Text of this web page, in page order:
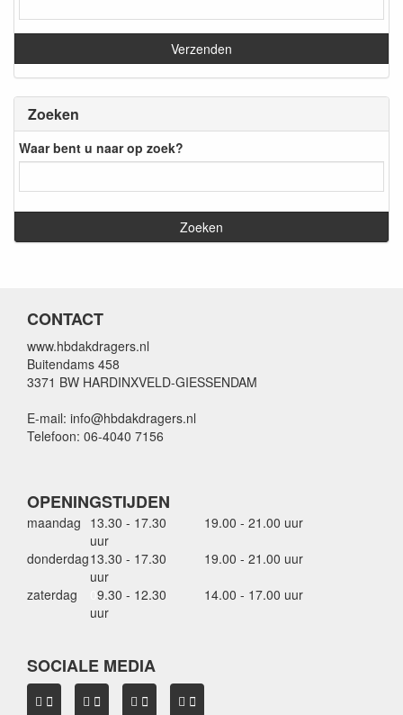
Zoeken
Waar bent u naar op zoek?
CONTACT
www.hbdakdragers.nl
Buitendams 458
3371 BW HARDINXVELD-GIESSENDAM
E-mail: info@hbdakdragers.nl
Telefoon: 06-4040 7156
OPENINGSTIJDEN
maandag 13.30 - 17.30
uur
19.00 - 21.00 uur
donderdag13.30 - 17.30
uur
19.00 - 21.00 uur
zaterdag
9.30 - 12.30
uur
14.00 - 17.00 uur
SOCIALE MEDIA